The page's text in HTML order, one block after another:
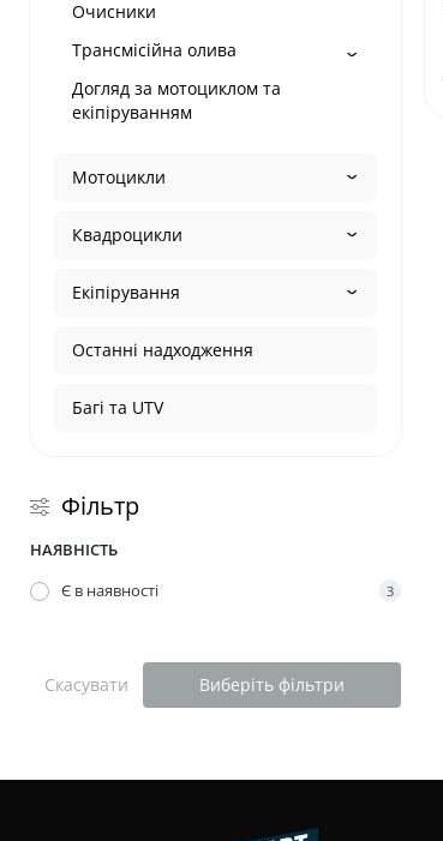
Очисники
Трансмісійна олива
Догляд за мотоциклом та
екіпіруванням
Мотоцикли
Квадроцикли
Екіпірування
Останні надходження
Багі та UTV
Фільтр
НАЯВНІСТЬ
Є в наявності
3
Скасувати Виберіть фільтри